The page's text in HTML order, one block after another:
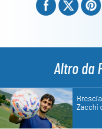
Altro da
Zacchi